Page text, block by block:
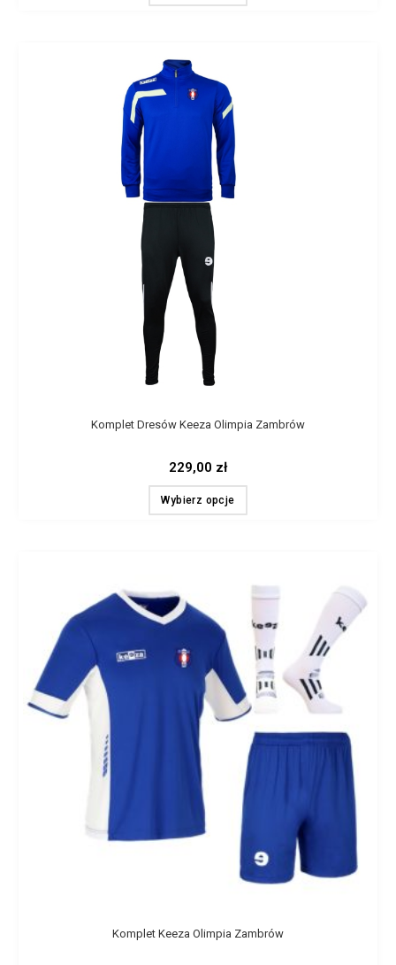
Komplet Dresów Keeza Olimpia Zambrów
229,00 zł
Wybierz opcje
Komplet Keeza Olimpia Zambrów